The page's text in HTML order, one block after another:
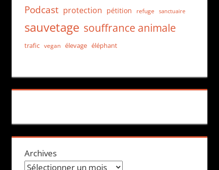
Podcast protection pétition refuge sanctuaire
sauvetage souffrance animale
trafic vegan élevage éléphant
Archives